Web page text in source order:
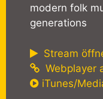
modern folk
generations
Stream
Webplayer
iTunes/